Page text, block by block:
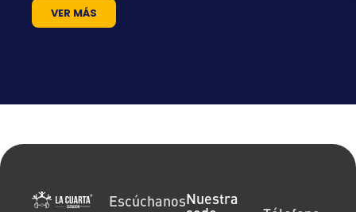
VER MÁS
EscúchanosNuestra